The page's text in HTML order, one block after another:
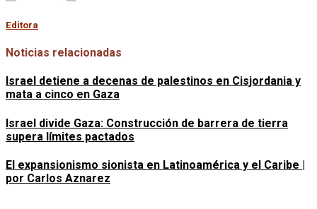
Editora
Noticias relacionadas
Israel detiene a decenas de palestinos en Cisjordania y
mata a cinco en Gaza
Israel divide Gaza: Construcción de barrera de tierra
supera límites pactados
El expansionismo sionista en Latinoamérica y el Caribe |
por Carlos Aznarez